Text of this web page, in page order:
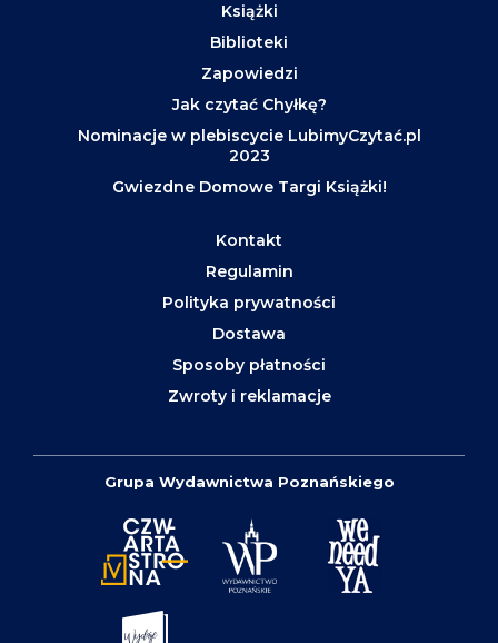
Książki
Biblioteki
Zapowiedzi
Jak czytać Chyłkę?
Nominacje w plebiscycie LubimyCzytać.pl
2023
Gwiezdne Domowe Targi Książki!
Kontakt
Regulamin
Polityka prywatności
Dostawa
Sposoby płatności
Zwroty i reklamacje
Grupa Wydawnictwa Poznańskiego